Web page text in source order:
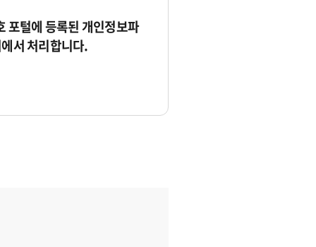
포털에 등록된 개인정보파
서 처리합니다.